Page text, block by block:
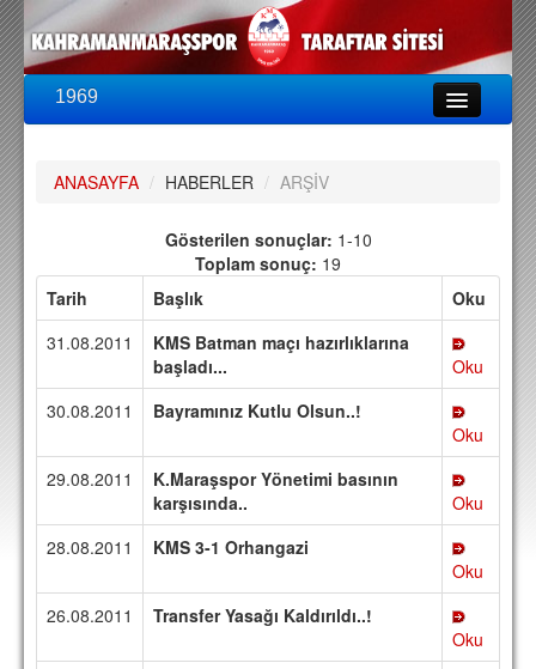
1969
PUAN DURUMU
FİKSTÜR
KADRO
A TAKIM KADROSU
TEKNİK KADRO
TRANSFERLER
TARAFTAR
BİLETLER
DEPLASMAN
LİSANSLI ÜRÜNLER
ANASAYFA / HABERLER / ARŞİV
Gösterilen sonuçlar: 1-10
Toplam sonuç: 19
Tarih
Başlık Oku
31.08.2011
KMS Batman maçı hazırlıklarına
başladı...
Oku
30.08.2011
Bayramınız Kutlu Olsun..!
Oku
29.08.2011
K.Maraşspor Yönetimi basının
karşısında..
Oku
28.08.2011
KMS 3-1 Orhangazi
Oku
26.08.2011
Transfer Yasağı Kaldırıldı..!
Oku